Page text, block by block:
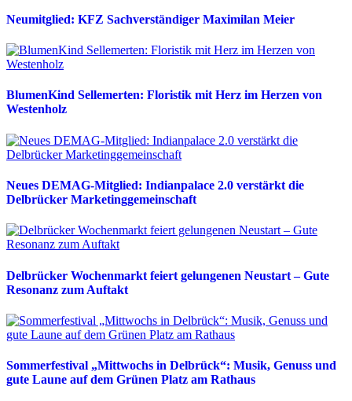
Neumitglied: KFZ Sachverständiger Maximilan Meier
BlumenKind Sellemerten: Floristik mit Herz im Herzen von
Westenholz
Neues DEMAG-Mitglied: Indianpalace 2.0 verstärkt die
Delbrücker Marketinggemeinschaft
Delbrücker Wochenmarkt feiert gelungenen Neustart – Gute
Resonanz zum Auftakt
Sommerfestival „Mittwochs in Delbrück“: Musik, Genuss und
gute Laune auf dem Grünen Platz am Rathaus